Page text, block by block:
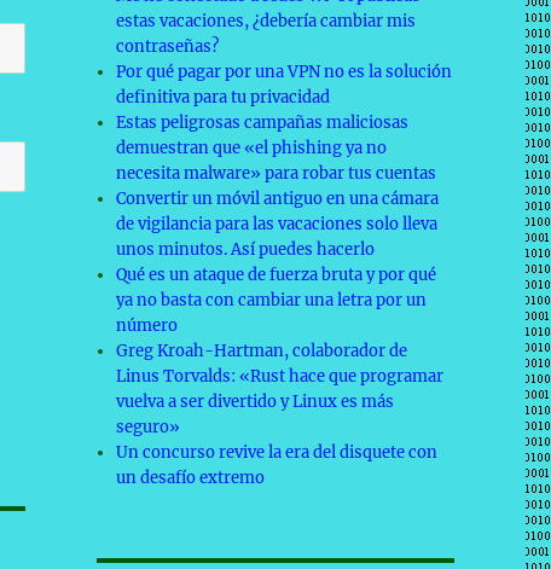
estas vacaciones, ¿debería cambiar mis
contraseñas?
Por qué pagar por una VPN no es la solución
definitiva para tu privacidad
Estas peligrosas campañas maliciosas
demuestran que «el phishing ya no
necesita malware» para robar tus cuentas
Convertir un móvil antiguo en una cámara
de vigilancia para las vacaciones solo lleva
unos minutos. Así puedes hacerlo
Qué es un ataque de fuerza bruta y por qué
ya no basta con cambiar una letra por un
número
Greg Kroah-Hartman, colaborador de
Linus Torvalds: «Rust hace que programar
vuelva a ser divertido y Linux es más
seguro»
Un concurso revive la era del disquete con
un desafío extremo